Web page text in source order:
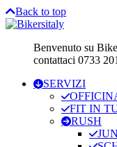
Back to top
Benvenuto su
contattaci 0733
SERVIZI
FIT IN
RUSH